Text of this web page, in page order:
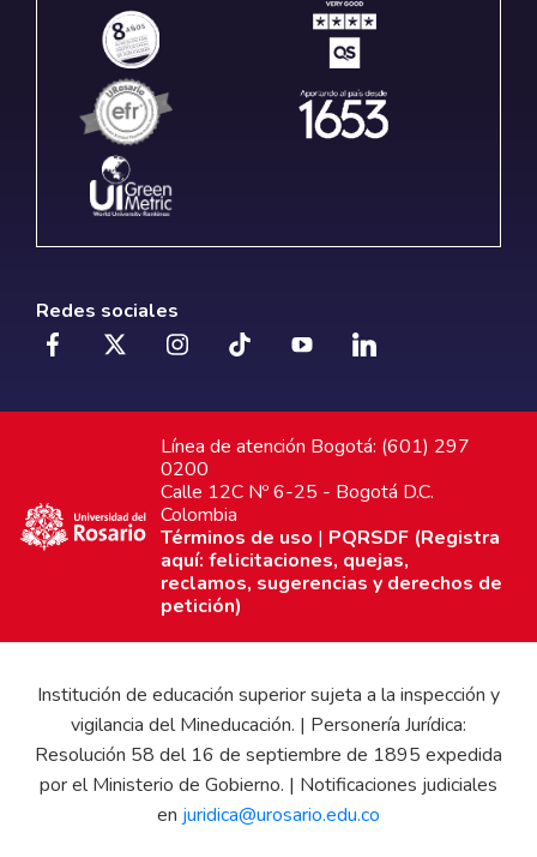
Redes sociales
Línea de atención Bogotá: (601) 297
0200
Calle 12C Nº 6-25 - Bogotá D.C.
Colombia
Términos de uso | PQRSDF (Registra
aquí: felicitaciones, quejas,
reclamos, sugerencias y derechos de
petición)
Institución de educación superior sujeta a la inspección y
vigilancia del Mineducación. | Personería Jurídica:
Resolución 58 del 16 de septiembre de 1895 expedida
por el Ministerio de Gobierno. | Notificaciones judiciales
en juridica@urosario.edu.co